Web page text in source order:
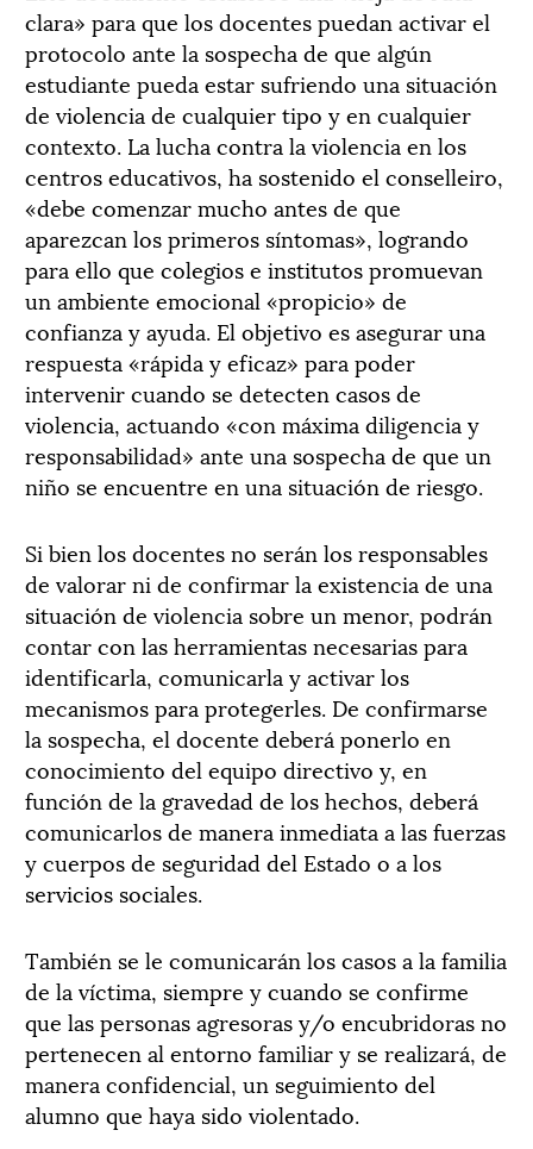
clara» para que los docentes puedan activar el
protocolo ante la sospecha de que algún
estudiante pueda estar sufriendo una situación
de violencia de cualquier tipo y en cualquier
contexto. La lucha contra la violencia en los
centros educativos, ha sostenido el conselleiro,
«debe comenzar mucho antes de que
aparezcan los primeros síntomas», logrando
para ello que colegios e institutos promuevan
un ambiente emocional «propicio» de
confianza y ayuda. El objetivo es asegurar una
respuesta «rápida y eficaz» para poder
intervenir cuando se detecten casos de
violencia, actuando «con máxima diligencia y
responsabilidad» ante una sospecha de que un
niño se encuentre en una situación de riesgo.
Si bien los docentes no serán los responsables
de valorar ni de confirmar la existencia de una
situación de violencia sobre un menor, podrán
contar con las herramientas necesarias para
identificarla, comunicarla y activar los
mecanismos para protegerles. De confirmarse
la sospecha, el docente deberá ponerlo en
conocimiento del equipo directivo y, en
función de la gravedad de los hechos, deberá
comunicarlos de manera inmediata a las fuerzas
y cuerpos de seguridad del Estado o a los
servicios sociales.
También se le comunicarán los casos a la familia
de la víctima, siempre y cuando se confirme
que las personas agresoras y/o encubridoras no
pertenecen al entorno familiar y se realizará, de
manera confidencial, un seguimiento del
alumno que haya sido violentado.